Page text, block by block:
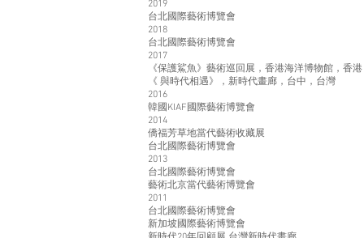
2019
台北國際藝術博覽會
2018
台北國際藝術博覽會
2017
《保護鯊魚》藝術巡回展，香港海洋博物館，香港
《 與時代相遇》，新時代畫廊，台中，台灣
2016
韓國KIAF國際藝術博覽會
2014
僑福芳草地當代藝術收藏展
台北國際藝術博覽會
2013
台北國際藝術博覽會
藝術北京當代藝術博覽會
2011
台北國際藝術博覽會
新加坡國際藝術博覽會